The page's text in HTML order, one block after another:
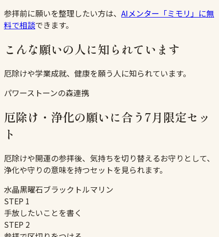
参拝前に願いを整理したい方は、 AIメンター「ミモリ」に無
料で相談できます。
こんな願いの人に知られています
厄除けや学業成就、健康を願う人に知られています。
パワーストーンの森連携
厄除け・浄化の願いに合う7月限定セッ
ト
厄除けや開運の参拝後、気持ちを切り替えるお守りとして、
浄化や守りの意味を持つセットを見られます。
水晶黒曜石ブラックトルマリン
STEP 1
手放したいことを書く
STEP 2